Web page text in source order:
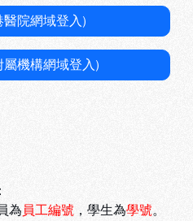
院網域登入)
機構網域登入)
為 員工編號 ，學生為學號。